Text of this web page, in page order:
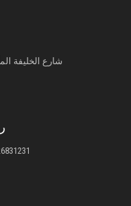
شارع الخليفة
- 26831417 - 26831474